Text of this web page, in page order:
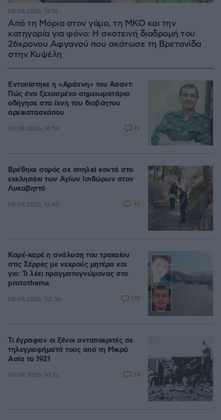
Από τη Μόρια στον γάμο, τη ΜΚΟ και την
κατηγορία για φόνο: Η σκοτεινή διαδρομή του
26χρονου Αφγανού που σκότωσε τη Βρετανίδα
στην Κυψέλη
08.08.2026, 12:18
Εντοπίστηκε η «Αράχνη» του Άσαντ:
Πώς ένα ξεχασμένο σημειωματάριο
οδήγησε στα ίχνη του διαβόητου
αρχικατασκόπου
08.08.2026, 10:56 19
Βρέθηκε σορός σε σπηλιά κοντά στο
εκκλησάκι των Αγίων Ισιδώρων στον
Λυκαβηττό
08.08.2026, 12:40 49
Καρέ-καρέ η ανάλυση του τροχαίου
στις Σέρρες με νεκρούς μητέρα και
γιο: Τι λέει πραγματογνώμονας στο
protothema
08.08.2026, 08:36 179
Τι έγραφαν οι ξένοι ανταποκριτές σε
τηλεγραφήματά τους από τη Μικρά
Ασία το 1921
08.08.2026, 10:26 24